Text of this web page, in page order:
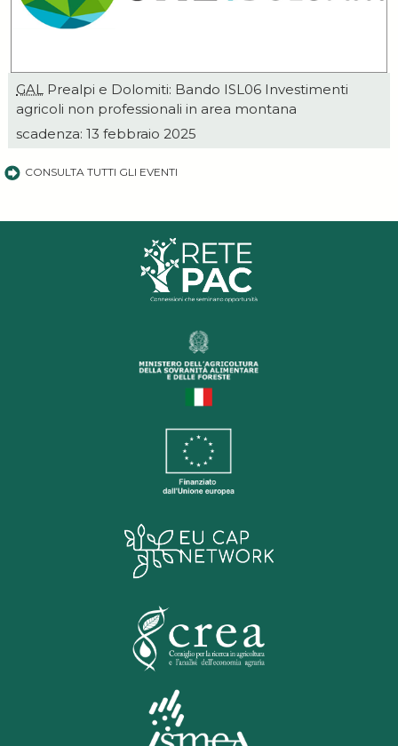
GAL Prealpi e Dolomiti: Bando ISL06 Investimenti
agricoli non professionali in area montana
scadenza: 13 febbraio 2025
CONSULTA TUTTI GLI EVENTI